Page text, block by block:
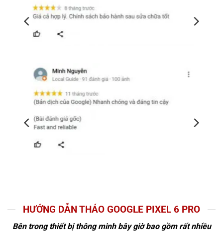
HƯỚNG DẪN THÁO GOOGLE PIXEL 6 PRO
Bên trong thiết bị thông minh bây giờ bao gồm rất nhiều